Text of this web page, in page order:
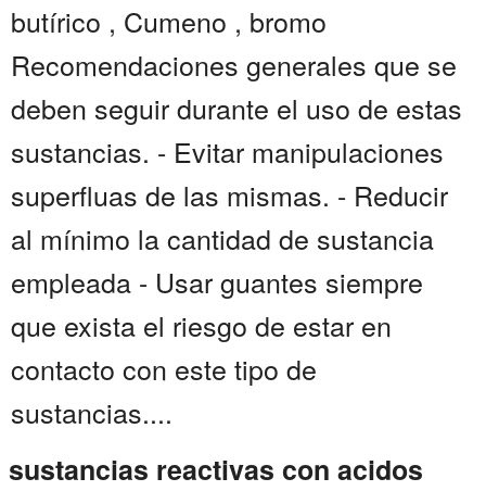
butírico , Cumeno , bromo
Recomendaciones generales que se
deben seguir durante el uso de estas
sustancias. - Evitar manipulaciones
superfluas de las mismas. - Reducir
al mínimo la cantidad de sustancia
empleada - Usar guantes siempre
que exista el riesgo de estar en
contacto con este tipo de
sustancias....
sustancias reactivas con acidos